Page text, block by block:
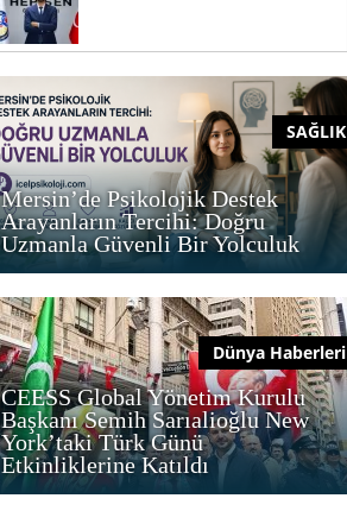
SAĞLIK
Mersin’de Psikolojik Destek
Arayanların Tercihi: Doğru
Uzmanla Güvenli Bir Yolculuk
Dünya Haberleri
CEESS Global Yönetim Kurulu
Başkanı Semih Sarıalioğlu New
York’taki Türk Günü
Etkinliklerine Katıldı